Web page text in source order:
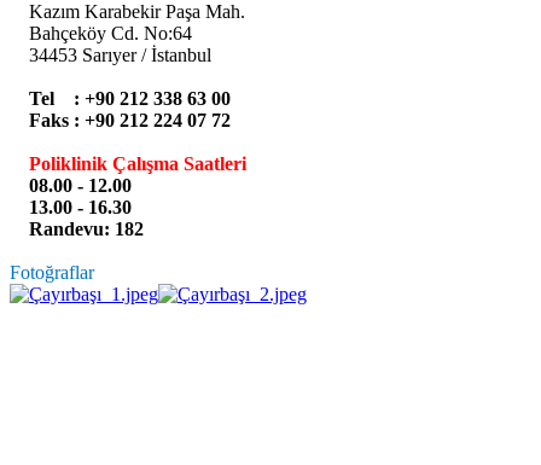
Kazım Karabekir Paşa Mah.
Bahçeköy Cd. No:64
34453 Sarıyer / İstanbul
Tel : +90 212 338 63 00
Faks : +90 212 224 07 72
Poliklinik Çalışma Saatleri
08.00 - 12.00
13.00 - 16.30
Randevu: 182
Fotoğraflar